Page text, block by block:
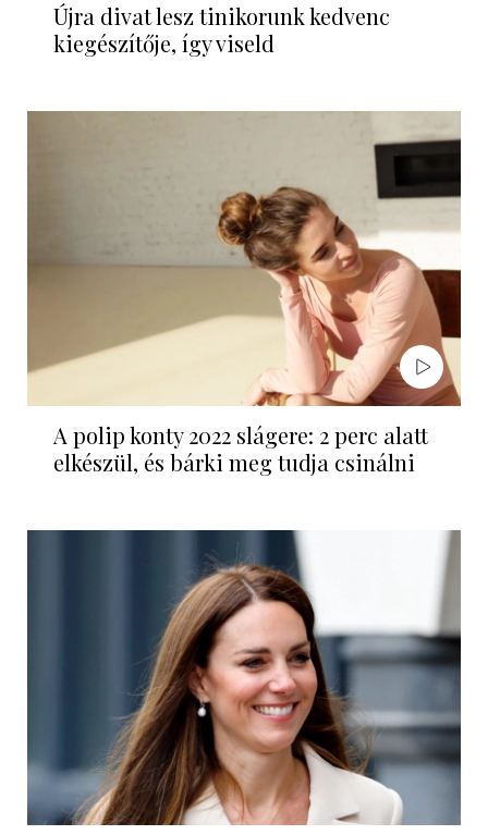
Újra divat lesz tinikorunk kedvenc
kiegészítője, így viseld
A polip konty 2022 slágere: 2 perc alatt
elkészül, és bárki meg tudja csinálni